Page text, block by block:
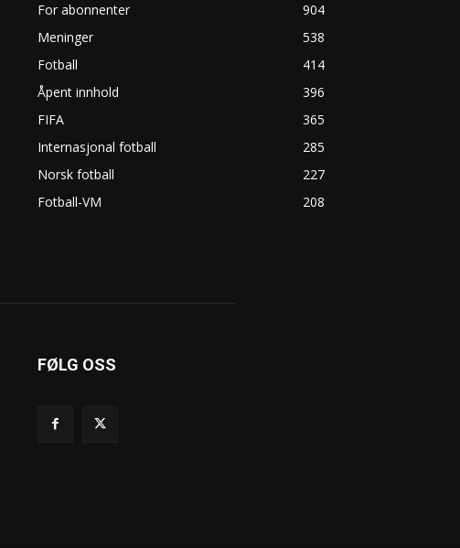
For abonnenter
904
Meninger
538
Fotball
414
Åpent innhold
396
FIFA
365
Internasjonal fotball
285
Norsk fotball
227
Fotball-VM
208
FØLG OSS